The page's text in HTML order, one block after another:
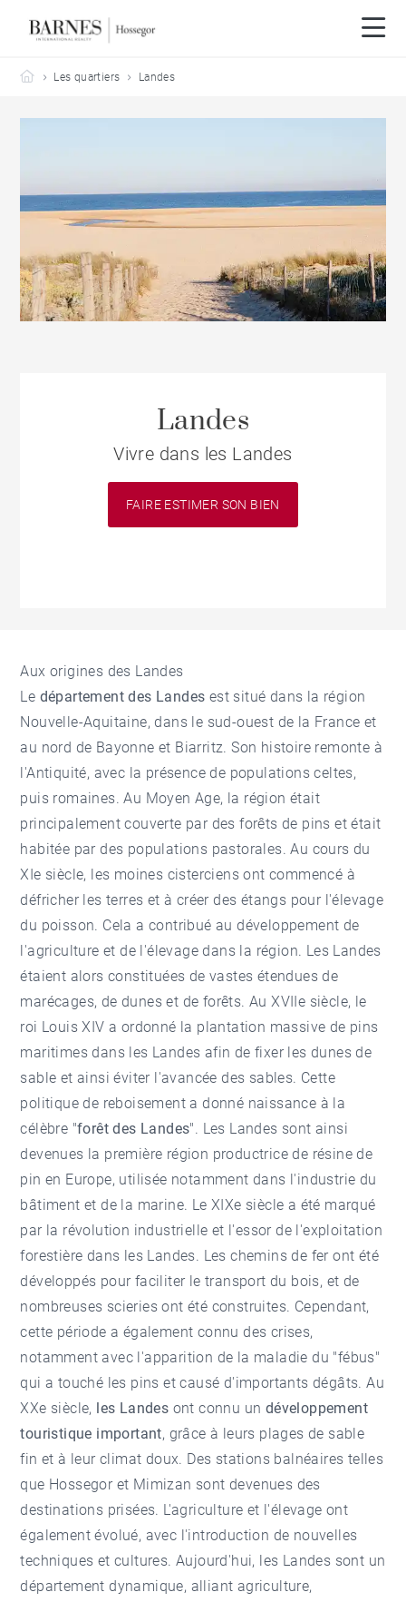
Barnes Hossegor
Les quartiers Landes
Landes
Vivre dans les Landes
FAIRE ESTIMER SON BIEN
Aux origines des Landes
Le département des Landes est situé dans la région
Nouvelle-Aquitaine, dans le sud-ouest de la France et
au nord de Bayonne et Biarritz. Son histoire remonte à
l'Antiquité, avec la présence de populations celtes,
puis romaines. Au Moyen Age, la région était
principalement couverte par des forêts de pins et était
habitée par des populations pastorales. Au cours du
XIe siècle, les moines cisterciens ont commencé à
défricher les terres et à créer des étangs pour l'élevage
du poisson. Cela a contribué au développement de
l'agriculture et de l'élevage dans la région. Les Landes
étaient alors constituées de vastes étendues de
marécages, de dunes et de forêts. Au XVIIe siècle, le
roi Louis XIV a ordonné la plantation massive de pins
maritimes dans les Landes afin de fixer les dunes de
sable et ainsi éviter l'avancée des sables. Cette
politique de reboisement a donné naissance à la
célèbre "forêt des Landes". Les Landes sont ainsi
devenues la première région productrice de résine de
pin en Europe, utilisée notamment dans l'industrie du
bâtiment et de la marine. Le XIXe siècle a été marqué
par la révolution industrielle et l'essor de l'exploitation
forestière dans les Landes. Les chemins de fer ont été
développés pour faciliter le transport du bois, et de
nombreuses scieries ont été construites. Cependant,
cette période a également connu des crises,
notamment avec l'apparition de la maladie du "fébus"
qui a touché les pins et causé d'importants dégâts. Au
XXe siècle, les Landes ont connu un développement
touristique important, grâce à leurs plages de sable
fin et à leur climat doux. Des stations balnéaires telles
que Hossegor et Mimizan sont devenues des
destinations prisées. L'agriculture et l'élevage ont
également évolué, avec l'introduction de nouvelles
techniques et cultures. Aujourd'hui, les Landes sont un
département dynamique, alliant agriculture,